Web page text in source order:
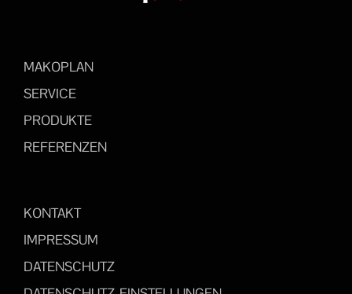
MAKOPLAN
SERVICE
PRODUKTE
REFERENZEN
KONTAKT
IMPRESSUM
DATENSCHUTZ